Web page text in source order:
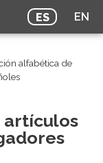
ES EN
alfabética de
artículos